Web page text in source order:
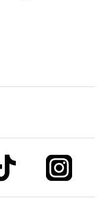
link to tiktok link to